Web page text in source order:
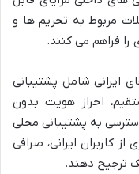
مربوط به تحریم ها و
را فراهم می کنند.
ایرانی شامل پشتیبانی
احراز هویت بدون
به پشتیبانی محلی
کاربران ایرانی، صرافی
ترجیح دهند.